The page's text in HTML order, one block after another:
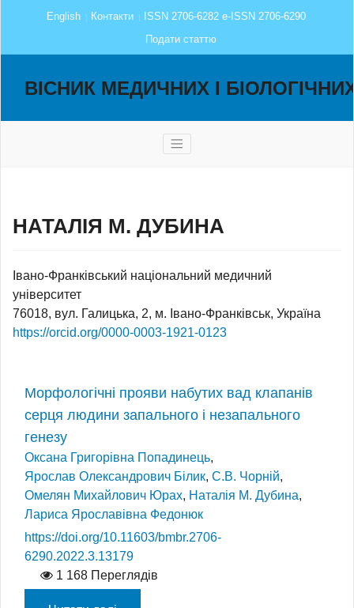
English Контакти
ISSN 2706-6282 e-ISSN 2706-6290
Подати статтю
ВІСНИК МЕДИЧНИХ І
НАТАЛІЯ М. ДУБИНА
Івано-Франківський національний медичний
університет
76018, вул. Галицька, 2, м. Івано-Франківськ, Україна
https://orcid.org/0000-0003-1921-0123
Морфологічні прояви набутих вад клапанів
серця людини запального і незапального
генезу
Оксана Григорівна Попадинець,
Ярослав Олександрович Білик, С.В. Чорній,
Омелян Михайлович Юрах, Наталія М. Дубина,
Лариса Ярославівна Федонюк
https://doi.org/10.11603/bmbr.2706-
6290.2022.3.13179
1 168 Переглядів